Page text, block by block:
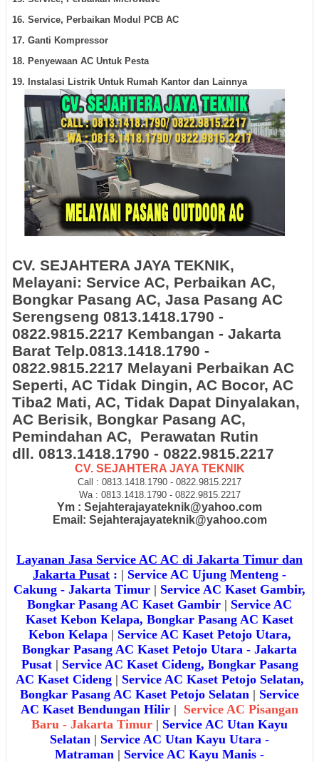
16. Service, Perbaikan Modul PCB AC
17. Ganti Kompressor
18. Penyewaan AC Untuk Pesta
19. Instalasi Listrik Untuk Rumah Kantor dan Lainnya
CV. SEJAHTERA JAYA TEKNIK,
Melayani: Service AC, Perbaikan AC,
Bongkar Pasang AC, Jasa Pasang AC
Serengseng 0813.1418.1790 -
0822.9815.2217 Kembangan - Jakarta
Barat Telp.0813.1418.1790 -
0822.9815.2217 Melayani Perbaikan AC
Seperti, AC Tidak Dingin, AC Bocor, AC
Tiba2 Mati, AC, Tidak Dapat Dinyalakan,
AC Berisik, Bongkar Pasang AC,
Pemindahan AC, Perawatan Rutin
dll. 0813.1418.1790 - 0822.9815.2217
CV. SEJAHTERA JAYA TEKNIK
Call : 0813.1418.1790 - 0822.9815.2217
Wa : 0813.1418.1790 - 0822.9815.2217
Ym : Sejahterajayateknik@yahoo.com
Email: Sejahterajayateknik@yahoo.com
Layanan Jasa Service AC AC di Jakarta Timur dan
Jakarta Pusat : | Service AC Ujung Menteng -
Cakung - Jakarta Timur | Service AC Kaset Gambir,
Bongkar Pasang AC Kaset Gambir | Service AC
Kaset Kebon Kelapa, Bongkar Pasang AC Kaset
Kebon Kelapa | Service AC Kaset Petojo Utara,
Bongkar Pasang AC Kaset Petojo Utara - Jakarta
Pusat| Service AC Kaset Cideng, Bongkar Pasang
AC Kaset Cideng| Service AC Kaset Petojo Selatan,
Bongkar Pasang AC Kaset Petojo Selatan | Service
AC Kaset Bendungan Hilir | Service AC Pisangan
Baru - Jakarta Timur | Service AC Utan Kayu
Selatan | Service AC Utan Kayu Utara -
Matraman | Service AC Kayu Manis -